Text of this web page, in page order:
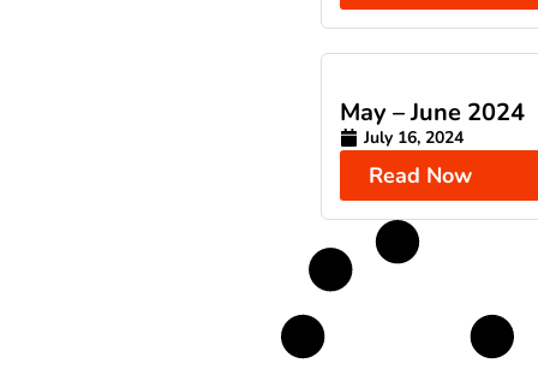
May – June 2024
July 16, 2024
Read Now